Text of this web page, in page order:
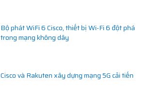
Bộ phát WiFi 6 Cisco, thiết bị Wi-Fi 6 đột phá
trong mạng không dây
Cisco và Rakuten xây dựng mạng 5G cải tiến